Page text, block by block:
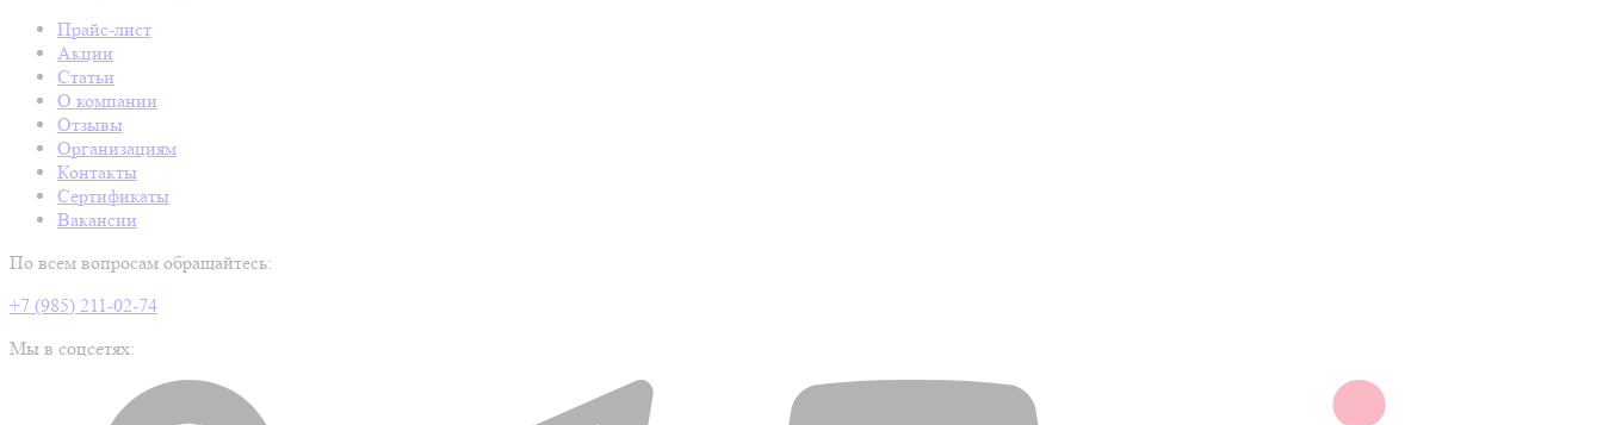
Прайс-лист
Акции
Статьи
О компании
Отзывы
Организациям
Контакты
Сертификаты
Вакансии
По всем вопросам обращайтесь:
+7 (985) 211-02-74
Мы в соцсетях: